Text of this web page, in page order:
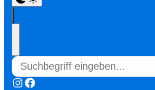
Instagram
Facebook